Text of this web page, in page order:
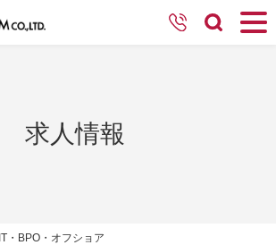
求人情報
IT・BPO・オフショア